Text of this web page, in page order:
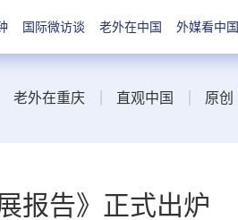
国际微访谈 老外在中国 外媒看中国
老外在重庆 直观中国 原创
报告》正式出炉